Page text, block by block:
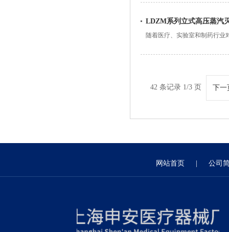
LDZM系列立式高压蒸汽
随着医疗、实验室和制药行业
42 条记录 1/3 页 下一
网站首页 公司